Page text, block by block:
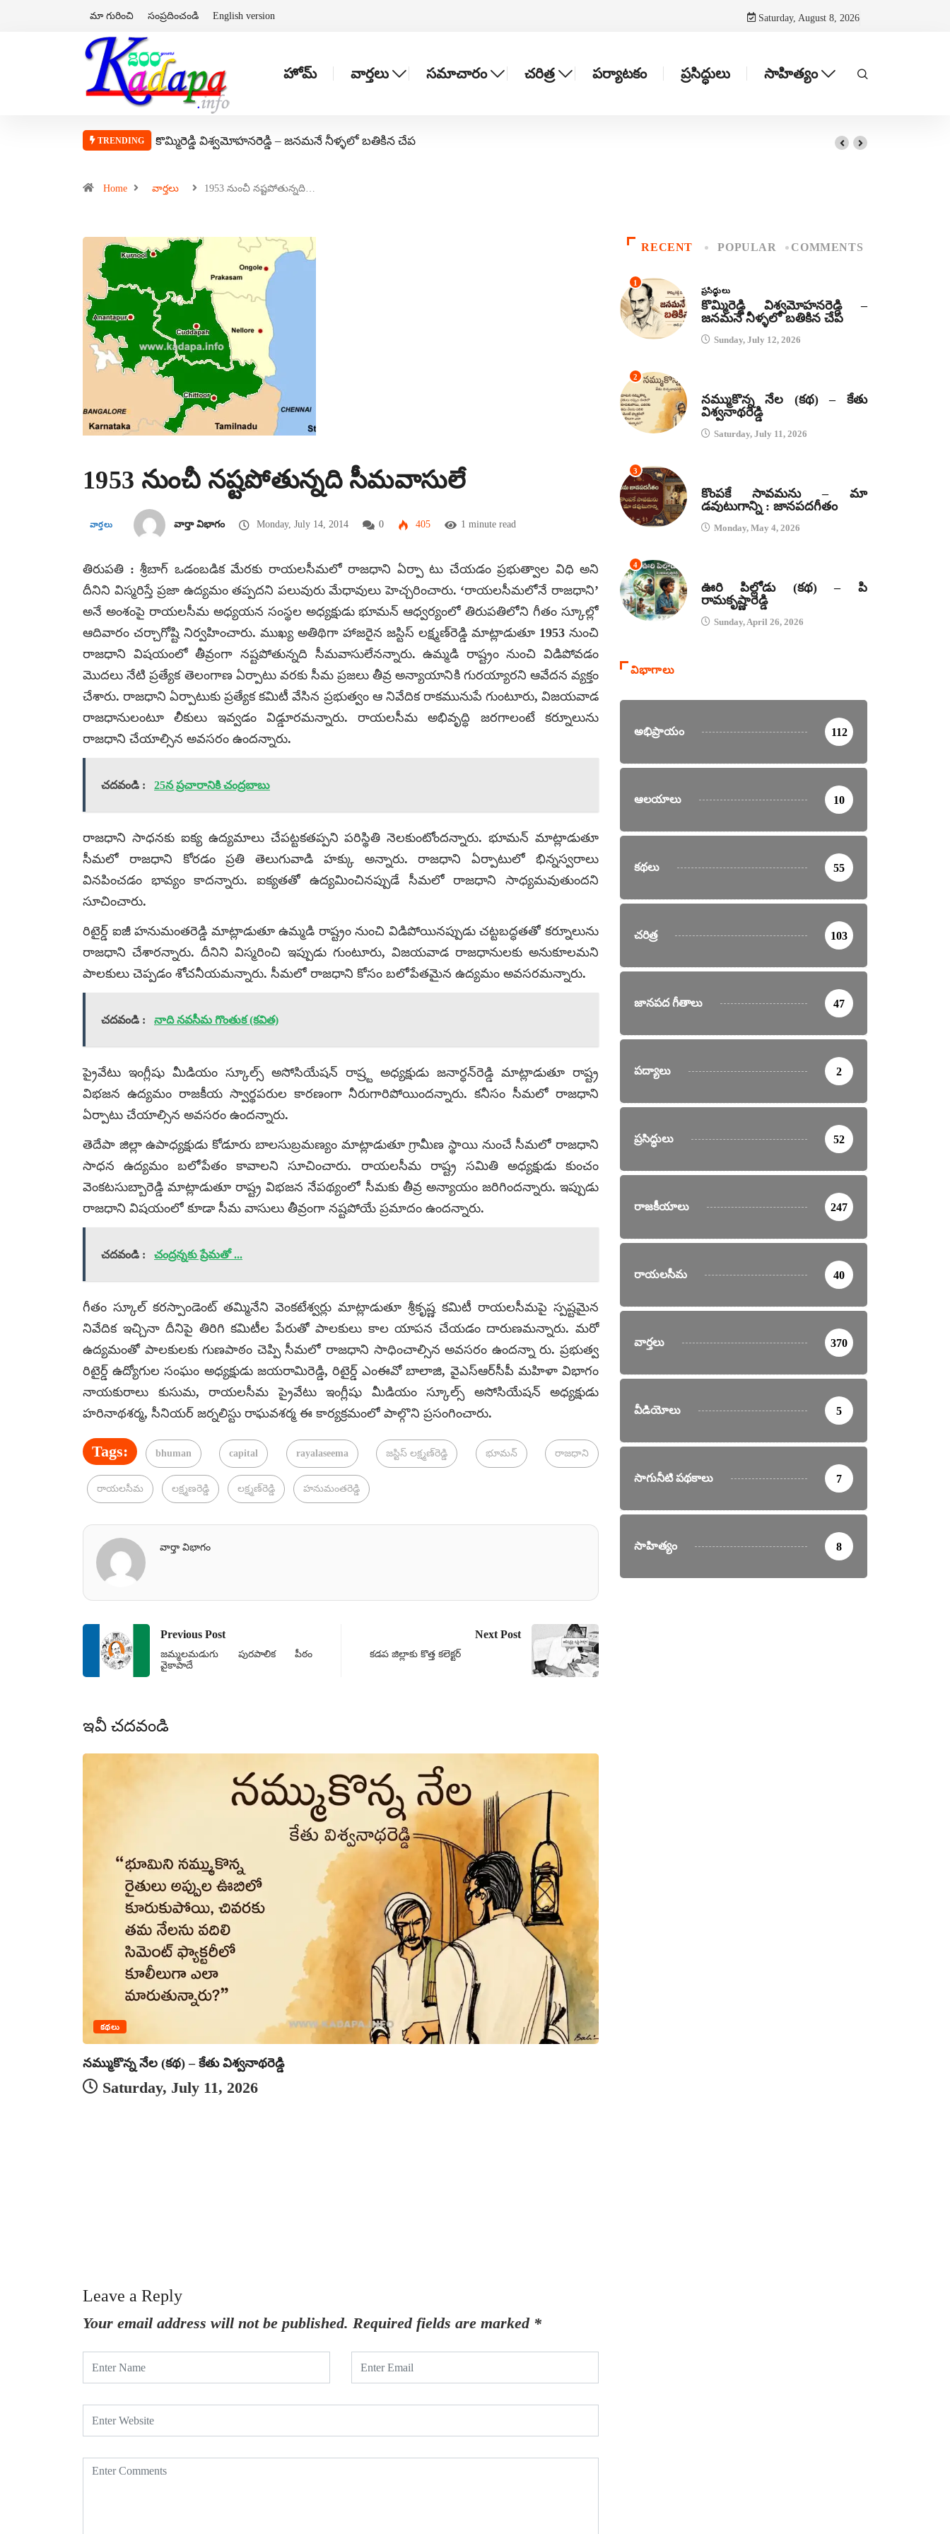
మా గురించి సంప్రదించండి English version Saturday, August 8, 2026
హోమ్ వార్తలు సమాచారం చరిత్ర పర్యాటకం ప్రసిద్ధులు సాహిత్యం
TRENDING కొమ్మిరెడ్డి విశ్వమోహనరెడ్డి – జనమనే నీళ్ళలో బతికిన చేప
Home వార్తలు 1953 నుంచీ నష్టపోతున్నది…
1953 నుంచీ నష్టపోతున్నది సీమవాసులే
వార్తలు వార్తా విభాగం Monday, July 14, 2014 0 405 1 minute read
తిరుపతి : శ్రీబాగ్ ఒడంబడిక మేరకు రాయలసీమలో రాజధాని ఏర్పా టు చేయడం ప్రభుత్వాల విధి అని
దీనిని విస్మరిస్తే ప్రజా ఉద్యమం తప్పదని పలువురు మేధావులు హెచ్చరించారు. ‘రాయలసీమలోనే రాజధాని’
అనే అంశంపై రాయలసీమ అధ్యయన సంస్థల అధ్యక్షుడు భూమన్ ఆధ్వర్యంలో తిరుపతిలోని గీతం స్కూల్లో
ఆదివారం చర్చాగోష్టి నిర్వహించారు. ముఖ్య అతిథిగా హాజరైన జస్టిస్ లక్ష్మణ్‌రెడ్డి మాట్లాడుతూ 1953 నుంచి
రాజధాని విషయంలో తీవ్రంగా నష్టపోతున్నది సీమవాసులేనన్నారు. ఉమ్మడి రాష్ట్రం నుంచి విడిపోవడం
మొదలు నేటి ప్రత్యేక తెలంగాణ ఏర్పాటు వరకు సీమ ప్రజలు తీవ్ర అన్యాయానికి గురయ్యారని ఆవేదన వ్యక్తం
చేశారు. రాజధాని ఏర్పాటుకు ప్రత్యేక కమిటీ వేసిన ప్రభుత్వం ఆ నివేదిక రాకమునుపే గుంటూరు, విజయవాడ
రాజధానులంటూ లీకులు ఇవ్వడం విడ్డూరమన్నారు. రాయలసీమ అభివృద్ధి జరగాలంటే కర్నూలును
రాజధాని చేయాల్సిన అవసరం ఉందన్నారు.
చదవండి : 25న ప్రచారానికి చంద్రబాబు
రాజధాని సాధనకు ఐక్య ఉద్యమాలు చేపట్టకతప్పని పరిస్థితి నెలకుంటోందన్నారు. భూమన్ మాట్లాడుతూ
సీమలో రాజధాని కోరడం ప్రతి తెలుగువాడి హక్కు అన్నారు. రాజధాని ఏర్పాటులో భిన్నస్వరాలు
వినపించడం భావ్యం కాదన్నారు. ఐక్యతతో ఉద్యమించినప్పుడే సీమలో రాజధాని సాధ్యమవుతుందని
సూచించారు.
రిటైర్డ్ ఐజీ హనుమంతరెడ్డి మాట్లాడుతూ ఉమ్మడి రాష్ట్రం నుంచి విడిపోయినప్పుడు చట్టబద్ధతతో కర్నూలును
రాజధాని చేశారన్నారు. దీనిని విస్మరించి ఇప్పుడు గుంటూరు, విజయవాడ రాజధానులకు అనుకూలమని
పాలకులు చెప్పడం శోచనీయమన్నారు. సీమలో రాజధాని కోసం బలోపేతమైన ఉద్యమం అవసరమన్నారు.
చదవండి : నాది నవసీమ గొంతుక (కవిత)
ప్రైవేటు ఇంగ్లీషు మీడియం స్కూల్స్ అసోసియేషన్ రాష్ర్ట అధ్యక్షుడు జనార్ధన్‌రెడ్డి మాట్లాడుతూ రాష్ట్ర
విభజన ఉద్యమం రాజకీయ స్వార్థపరుల కారణంగా నీరుగారిపోయిందన్నారు. కనీసం సీమలో రాజధాని
ఏర్పాటు చేయాల్సిన అవసరం ఉందన్నారు.
తెదేపా జిల్లా ఉపాధ్యక్షుడు కోడూరు బాలసుబ్రమణ్యం మాట్లాడుతూ గ్రామీణ స్థాయి నుంచే సీమలో రాజధాని
సాధన ఉద్యమం బలోపేతం కావాలని సూచించారు. రాయలసీమ రాష్ట్ర సమితి అధ్యక్షుడు కుంచం
వెంకటసుబ్బారెడ్డి మాట్లాడుతూ రాష్ట్ర విభజన నేపథ్యంలో సీమకు తీవ్ర అన్యాయం జరిగిందన్నారు. ఇప్పుడు
రాజధాని విషయంలో కూడా సీమ వాసులు తీవ్రంగా నష్టపోయే ప్రమాదం ఉందన్నారు.
చదవండి : చంద్రన్నకు ప్రేమతో ...
గీతం స్కూల్ కరస్పాండెంట్ తమ్మినేని వెంకటేశ్వర్లు మాట్లాడుతూ శ్రీకృష్ణ కమిటీ రాయలసీమపై స్పష్టమైన
నివేదిక ఇచ్చినా దీనిపై తిరిగి కమిటీల పేరుతో పాలకులు కాల యాపన చేయడం దారుణమన్నారు. మరో
ఉద్యమంతో పాలకులకు గుణపాఠం చెప్పి సీమలో రాజధాని సాధించాల్సిన అవసరం ఉందన్నా రు. ప్రభుత్వ
రిటైర్డ్ ఉద్యోగుల సంఘం అధ్యక్షుడు జయరామిరెడ్డి, రిటైర్డ్ ఎంఈవో బాలాజి, వైఎస్‌ఆర్‌సీపీ మహిళా విభాగం
నాయకురాలు కుసుమ, రాయలసీమ ప్రైవేటు ఇంగ్లీషు మీడియం స్కూల్స్ అసోసియేషన్ అధ్యక్షుడు
హరినాథశర్మ, సీనియర్ జర్నలిస్టు రాఘవశర్మ ఈ కార్యక్రమంలో పాల్గొని ప్రసంగించారు.
Tags: bhuman capital rayalaseema జస్టిస్ లక్ష్మణ్‌రెడ్డి భూమన్ రాజధాని
రాయలసీమ లక్ష్మణరెడ్డి లక్ష్మణ్‌రెడ్డి హనుమంతరెడ్డి
వార్తా విభాగం
Previous Post
జమ్మలమడుగు పురపాలిక పీఠం
వైకాపాదే
Next Post
కడప జిల్లాకు కొత్త కలెక్టర్
ఇవీ చదవండి
కథలు
నమ్ముకొన్న నేల (కథ) – కేతు విశ్వనాథరెడ్డి
Saturday, July 11, 2026
Leave a Reply
Your email address will not be published. Required fields are marked *
RECENT POPULAR COMMENTS
1
ప్రసిద్ధులు
కొమ్మిరెడ్డి విశ్వమోహనరెడ్డి –
జనమనే నీళ్ళలో బతికిన చేప
Sunday, July 12, 2026
2
నమ్ముకొన్న నేల (కథ) – కేతు
విశ్వనాథరెడ్డి
Saturday, July 11, 2026
3
కొంపకే సావమను – మా
డవుటుగాన్ని : జానపదగీతం
Monday, May 4, 2026
4
ఊరి పిల్లోడు (కథ) – పి
రామకృష్ణారెడ్డి
Sunday, April 26, 2026
విభాగాలు
అభిప్రాయం 112
ఆలయాలు 10
కథలు 55
చరిత్ర 103
జానపద గీతాలు 47
పద్యాలు 2
ప్రసిద్ధులు 52
రాజకీయాలు 247
రాయలసీమ 40
వార్తలు 370
వీడియోలు 5
సాగునీటి పథకాలు 7
సాహిత్యం 8